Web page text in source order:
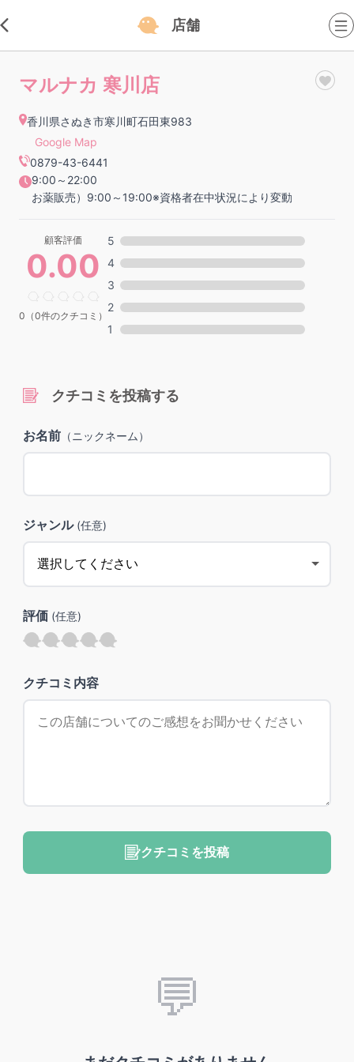
店舗
マルナカ 寒川店
香川県さぬき市寒川町石田東983
Google Map
0879-43-6441
9:00～22:00
お薬販売）9:00～19:00※資格者在中状況により変動
顧客評価
0.00
0（0件のクチコミ）
5
4
3
2
1
クチコミを投稿する
お名前（ニックネーム）
ジャンル (任意)
評価 (任意)
クチコミ内容
クチコミを投稿
💬